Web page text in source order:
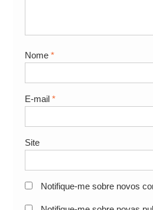
Nome *
E-mail *
Site
Notifique-me sobre novos